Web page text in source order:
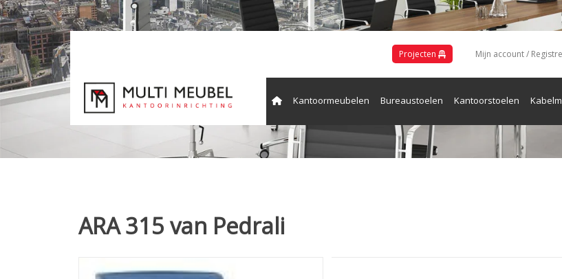
Projecten Mijn account /
Kantoormeubelen Bureaustoelen Kantoorstoelen
Vergaderen en Receptie
ARA 315 van Pedrali